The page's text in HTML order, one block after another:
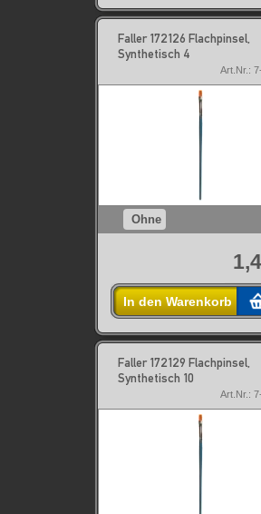
Faller 172126 Flachpinsel,
Synthetisch 4
Art.Nr.:
Ohne
In den Warenkorb
Faller 172129 Flachpinsel,
Synthetisch 10
Art.Nr.: